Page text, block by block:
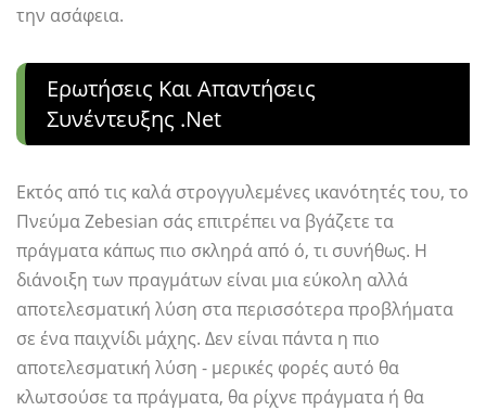
την ασάφεια.
Ερωτήσεις Και Απαντήσεις
Συνέντευξης .net
Εκτός από τις καλά στρογγυλεμένες ικανότητές του, το
Πνεύμα Zebesian σάς επιτρέπει να βγάζετε τα
πράγματα κάπως πιο σκληρά από ό, τι συνήθως. Η
διάνοιξη των πραγμάτων είναι μια εύκολη αλλά
αποτελεσματική λύση στα περισσότερα προβλήματα
σε ένα παιχνίδι μάχης. Δεν είναι πάντα η πιο
αποτελεσματική λύση - μερικές φορές αυτό θα
κλωτσούσε τα πράγματα, θα ρίχνε πράγματα ή θα